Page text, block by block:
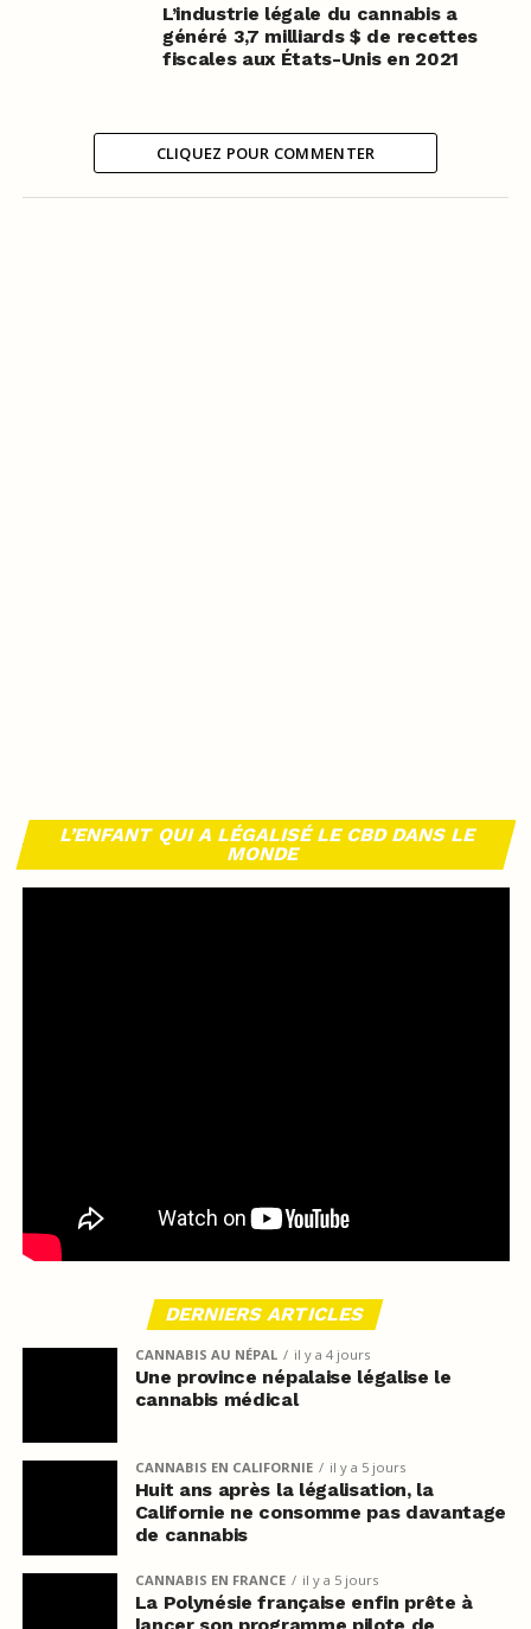
L’industrie légale du cannabis a
généré 3,7 milliards $ de recettes
fiscales aux États-Unis en 2021
CLIQUEZ POUR COMMENTER
L’ENFANT QUI A LÉGALISÉ LE CBD DANS LE
MONDE
DERNIERS ARTICLES
CANNABIS AU NÉPAL il y a 4 jours
Une province népalaise légalise le
cannabis médical
CANNABIS EN CALIFORNIE il y a 5 jours
Huit ans après la légalisation, la
Californie ne consomme pas davantage
de cannabis
CANNABIS EN FRANCE il y a 5 jours
La Polynésie française enfin prête à